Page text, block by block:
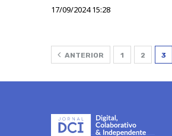
17/09/2024 15:28
ANTERIOR 1 2 3